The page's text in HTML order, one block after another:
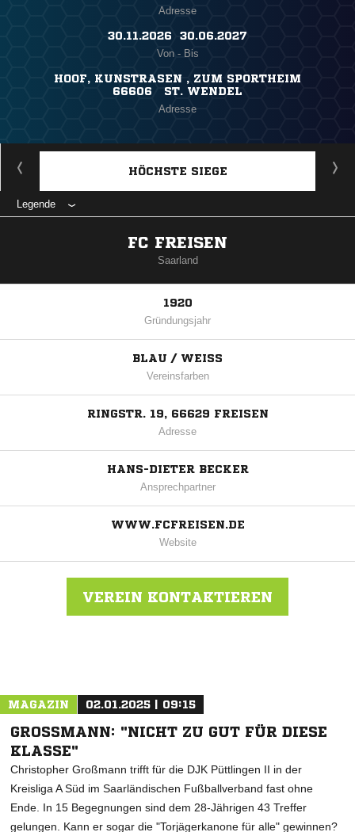
Adresse
30.11.2026 ​ 30.06.2027
Von - Bis
HOOF, KUNSTRASEN , ZUM SPORTHEIM
66606 ST. WENDEL
Adresse
HÖCHSTE SIEGE
Legende
FC FREISEN
Saarland
1920
Gründungsjahr
BLAU / WEISS
Vereinsfarben
RINGSTR. 19, 66629 FREISEN
Adresse
HANS-DIETER BECKER
Ansprechpartner
WWW.FCFREISEN.DE
Website
VEREIN KONTAKTIEREN
MAGAZIN 02.01.2025 | 09:15
GROSSMANN: "NICHT ZU GUT FÜR DIESE K
LASSE"
Christopher Großmann trifft für die DJK Püttlingen II in der
Kreisliga A Süd im Saarländischen Fußballverband fast ohne
Ende. In 15 Begegnungen sind dem 28-Jährigen 43 Treffer
gelungen. Kann er sogar die "Torjägerkanone für alle" gewinnen?